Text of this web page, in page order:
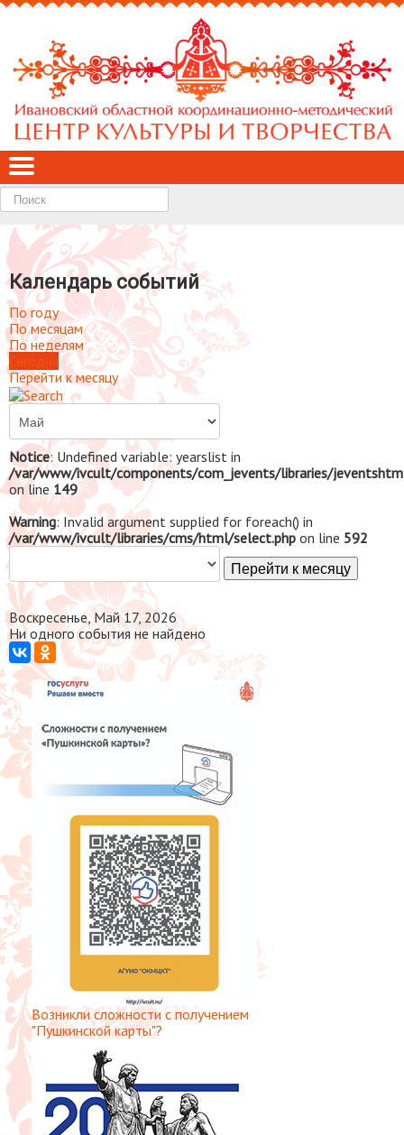
Найти
Календарь событий
По году
По месяцам
По неделям
Перейти к месяцу
Notice: Undefined variable: yearslist in
/var/www/ivcult/components/com_jevents/libraries/
on line 149
Warning: Invalid argument supplied for foreach() in
/var/www/ivcult/libraries/cms/html/select.php on line 592
Перейти к месяцу
Воскресенье, Май 17, 2026
Ни одного события не найдено
Возникли сложности с получением
"Пушкинской карты"?